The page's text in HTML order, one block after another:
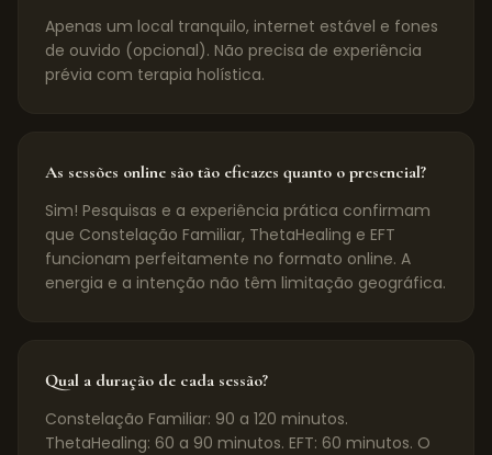
Apenas um local tranquilo, internet estável e fones
de ouvido (opcional). Não precisa de experiência
prévia com terapia holística.
As sessões online são tão eficazes quanto o presencial?
Sim! Pesquisas e a experiência prática confirmam
que Constelação Familiar, ThetaHealing e EFT
funcionam perfeitamente no formato online. A
energia e a intenção não têm limitação geográfica.
Qual a duração de cada sessão?
Constelação Familiar: 90 a 120 minutos.
ThetaHealing: 60 a 90 minutos. EFT: 60 minutos. O